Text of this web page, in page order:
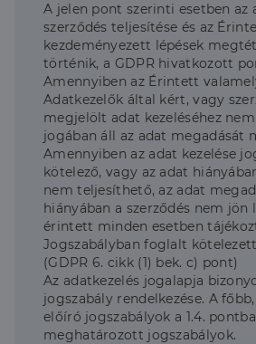
A jelen pont szerinti esetben az
szerződés teljesítése és az
kezdeményezett lépések
történik, a GDPR hivatkozott
Amennyiben az Érintett
Adatkezelők által kért, vagy
megjelölt adat kezeléséhez
jogában áll az adat megadását
Amennyiben az adat kezelése
kötelező, vagy az adat
nem teljesíthető, az adat
hiányában a szerződés nem jön
érintett minden esetben
Jogszabályban foglalt
(GDPR 6. cikk (1) bek. c) pont)
Az adatkezelés jogalapja
jogszabály rendelkezése. A
előíró jogszabályok a 1.4.
meghatározott jogszabályok.
_ga
Google LLC
.dh.hu
bcookie
Microsoft
Corporation
.linkedin.com
1 év
_fbp
Meta Platform
Inc.
.dh.hu
2
4 hét